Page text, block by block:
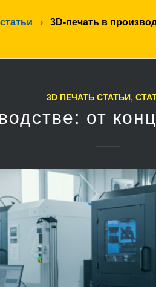
›
3D-печать в
3D ПЕЧАТЬ СТАТЬИ,
от